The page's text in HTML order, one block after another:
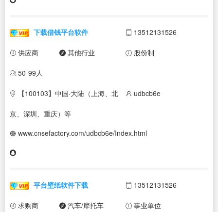
下载借钱平台软件 13512131526
供应商 其他行业 股份制
50-99人
【100103】中国·大陆（上海、北
京、深圳、重庆）等
udbcb6e
www.cnsefactory.com/udbcb6e/Index.html
平台壁纸软件下载 13512131526
求购商 汽车/摩托车 事业单位